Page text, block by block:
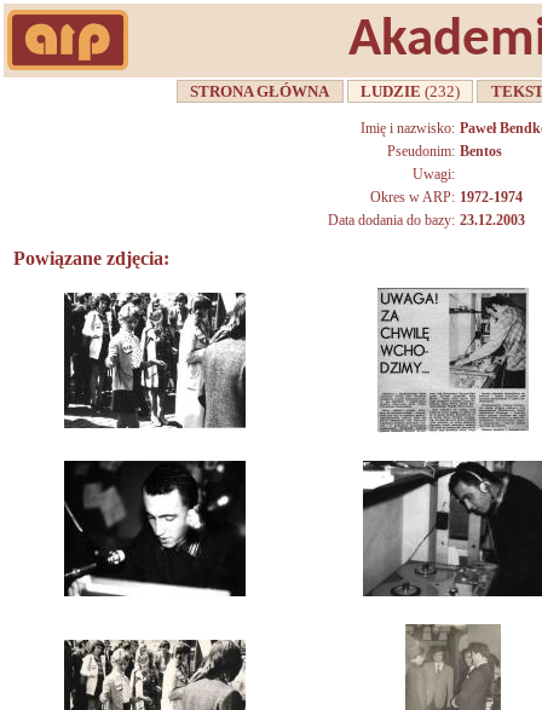
STRONA GŁÓWNA LUDZIE(232)
Imię i nazwisko: Paweł
Pseudonim: Bentos
Uwagi:
Okres w ARP: 1972-1974
Data dodania do bazy: 23.12.2003
Powiązane zdjęcia: